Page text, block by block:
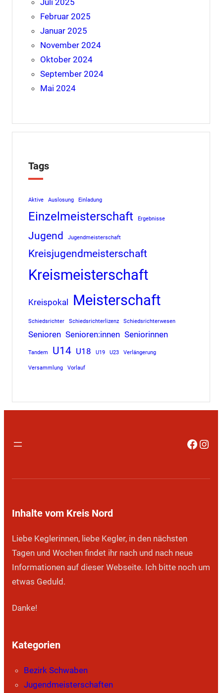
Juli 2025
Februar 2025
Januar 2025
November 2024
Oktober 2024
September 2024
Mai 2024
Tags
Aktive Auslosung Einladung
Einzelmeisterschaft Ergebnisse
Jugend Jugendmeisterschaft
Kreisjugendmeisterschaft
Kreismeisterschaft
Kreispokal Meisterschaft
Schiedsrichter Schiedsrichterlizenz Schiedsrichterwesen
Senioren Senioren:innen Seniorinnen
Tandem U14 U18 U19 U23 Verlängerung
Versammlung Vorlauf
Inhalte vom Kreis Nord
Liebe Keglerinnen, liebe Kegler, in den nächsten
Tagen und Wochen findet ihr nach und nach neue
Informationen auf dieser Webseite. Ich bitte noch um
etwas Geduld.
Danke!
Kategorien
Bezirk Schwaben
Jugendmeisterschaften